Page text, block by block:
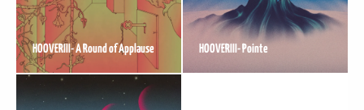
HOOVERIII- A Round of Applause HOOVERIII- Pointe